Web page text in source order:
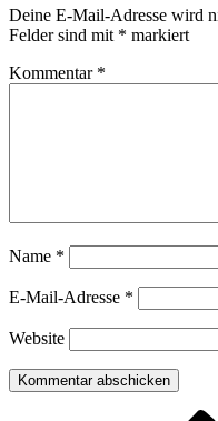
Deine E-Mail-Adresse wird
Felder sind mit * markiert
Kommentar *
Name *
E-Mail-Adresse *
Website